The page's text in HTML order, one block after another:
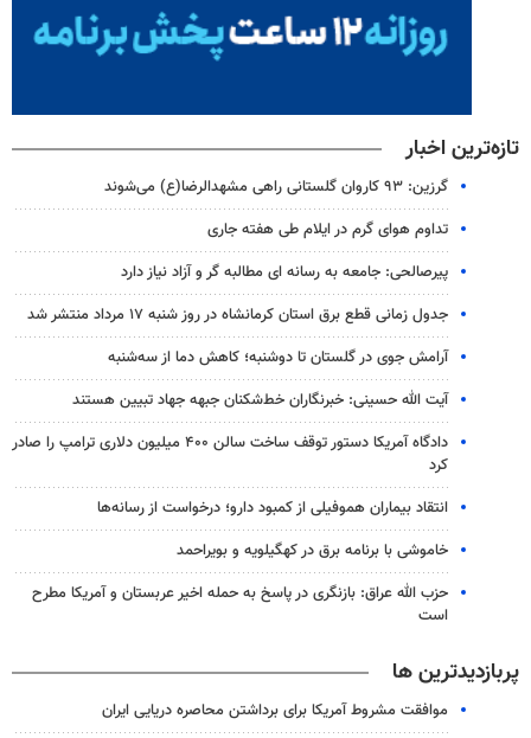
تازه‌ترین اخبار
گرزین: ۹۳ کاروان گلستانی راهی مشهدالرضا(ع) می‌شوند
تداوم هوای گرم در ایلام طی هفته جاری
پیرصالحی: جامعه به رسانه ای مطالبه گر و آزاد نیاز دارد
جدول زمانی قطع برق استان کرمانشاه در روز شنبه ۱۷ مرداد منتشر شد
آرامش جوی در گلستان تا دوشنبه؛ کاهش دما از سه‌شنبه
آیت الله حسینی: خبرنگاران خط‌شکنان جبهه جهاد تبیین هستند
دادگاه آمریکا دستور توقف ساخت سالن ۴۰۰ میلیون دلاری ترامپ را صادر
کرد
انتقاد بیماران هموفیلی از کمبود دارو؛ درخواست از رسانه‌ها
خاموشی با برنامه برق در کهگیلویه و بویراحمد
حزب الله عراق: بازنگری در پاسخ به حمله اخیر عربستان و آمریکا مطرح
است
پربازدیدترین ها
موافقت مشروط آمریکا برای برداشتن محاصره دریایی ایران